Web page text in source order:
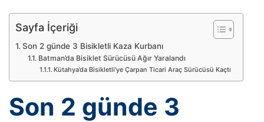
t
a
Sayfa İçeriği
Son 2 günde 3 Bisikletli Kaza Kurbanı
Batman’da Bisiklet Sürücüsü Ağır Yaralandı
Kütahya’da Bisikletli’ye Çarpan Ticari Araç Sürücüsü Kaçtı
Son 2 günde 3